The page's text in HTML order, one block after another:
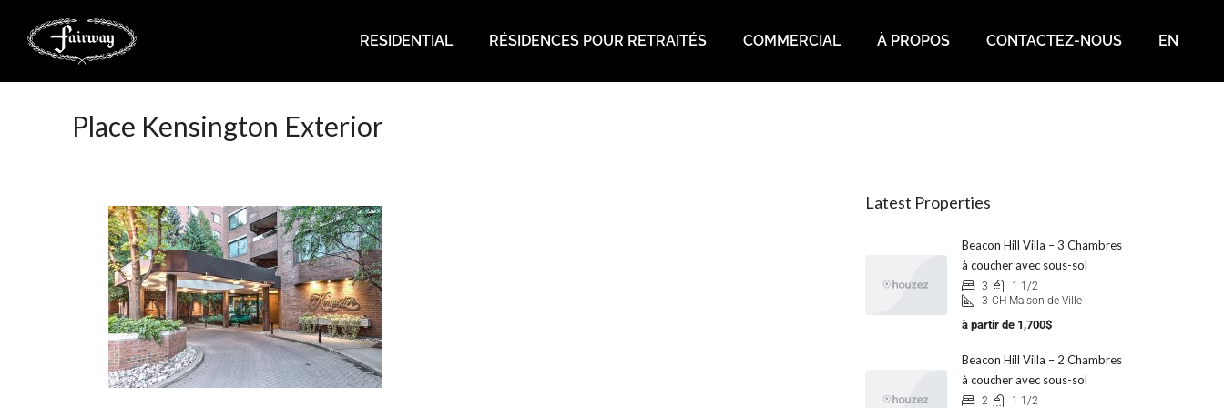
RESIDENTIAL RÉSIDENCES POUR RETRAITÉS COMMERCIAL À PROPOS CONTACTEZ-NOUS EN
Place Kensington Exterior
Latest Properties
Beacon Hill Villa – 3 Chambres
à coucher avec sous-sol
3
1 1/2
3 CH Maison de Ville
à partir de 1,700$
Beacon Hill Villa – 2 Chambres
à coucher avec sous-sol
2
1 1/2